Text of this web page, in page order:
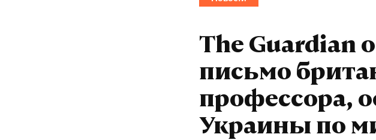
The Guardian
письмо
профессора,
Украины по